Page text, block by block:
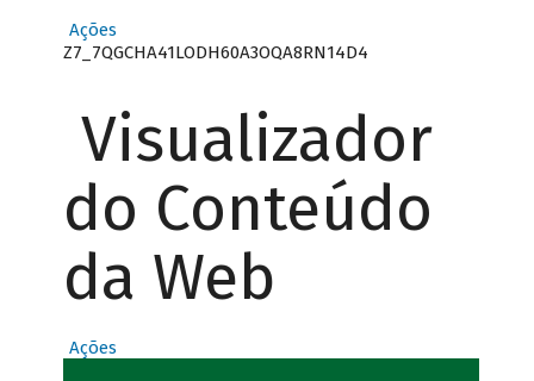
Ações
Z7_7QGCHA41LODH60A3OQA8RN14D4
Visualizador
do Conteúdo
da Web
Ações